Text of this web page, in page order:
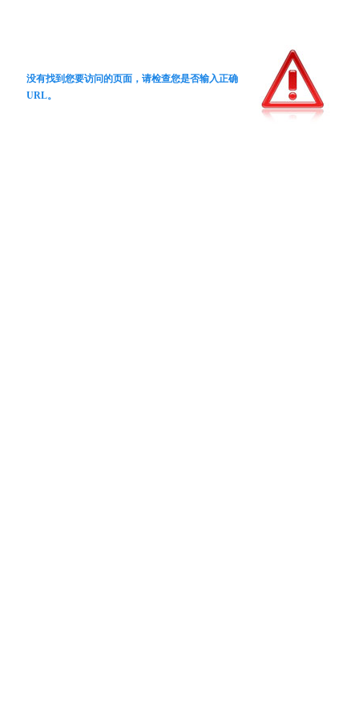
没有找到您要访问的页面，请检查您是否输入正确
URL。